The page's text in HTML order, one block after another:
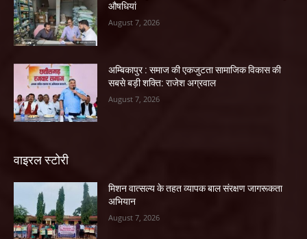
औषधियां
August 7, 2026
अम्बिकापुर : समाज की एकजुटता सामाजिक विकास की
सबसे बड़ी शक्ति: राजेश अग्रवाल
August 7, 2026
वाइरल स्टोरी
मिशन वात्सल्य के तहत व्यापक बाल संरक्षण जागरूकता
अभियान
August 7, 2026